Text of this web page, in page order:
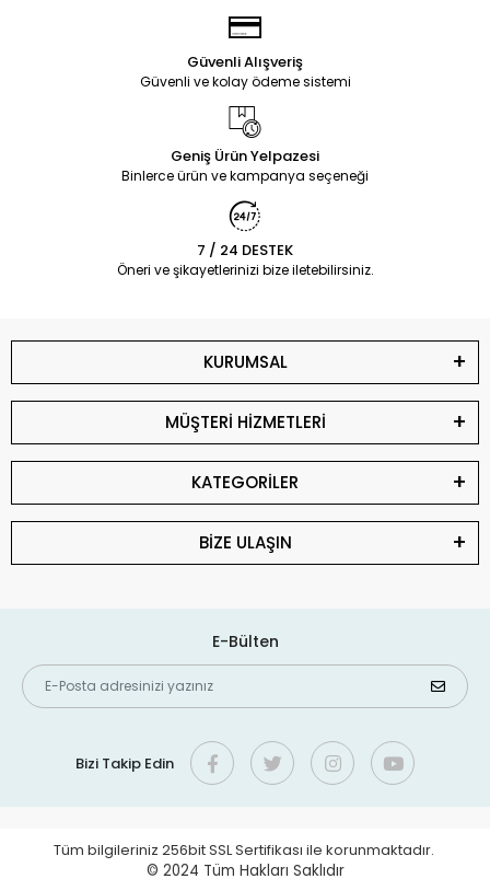
Güvenli Alışveriş
Güvenli ve kolay ödeme sistemi
Geniş Ürün Yelpazesi
Binlerce ürün ve kampanya seçeneği
7 / 24 DESTEK
Öneri ve şikayetlerinizi bize iletebilirsiniz.
KURUMSAL
MÜŞTERİ HİZMETLERİ
KATEGORİLER
BİZE ULAŞIN
E-Bülten
Bizi Takip Edin
Tüm bilgileriniz 256bit SSL Sertifikası ile korunmaktadır.
© 2024 Tüm Hakları Saklıdır